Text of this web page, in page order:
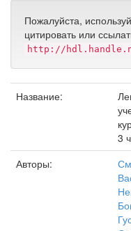
Пожалуйста,
цитировать или
http://
Название:
3
Авторы: